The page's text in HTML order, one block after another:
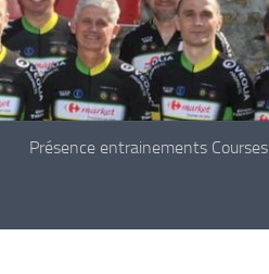
Présence entrainements Courses